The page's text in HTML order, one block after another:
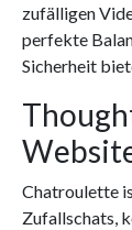
zufälligen
perfekte
Sicherheit
Chatroulette
Zufallschats,